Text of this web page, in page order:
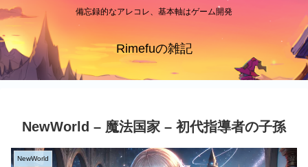
備忘録的なアレコレ、基本軸はゲーム開発
Rimefuの雑記
NewWorld – 魔法国家 – 初代指導者の子孫
NewWorld